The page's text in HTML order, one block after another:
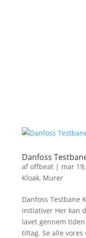
Danfoss
afoffbeat| mar
Kloak, Murer
Danfoss Testbane
initiativer Her kan
lavet gennem
tiltag. Se alle vores